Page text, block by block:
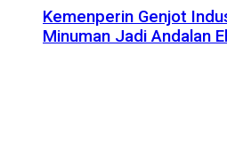
Kemenperin Genjot
Minuman Jadi Andalan